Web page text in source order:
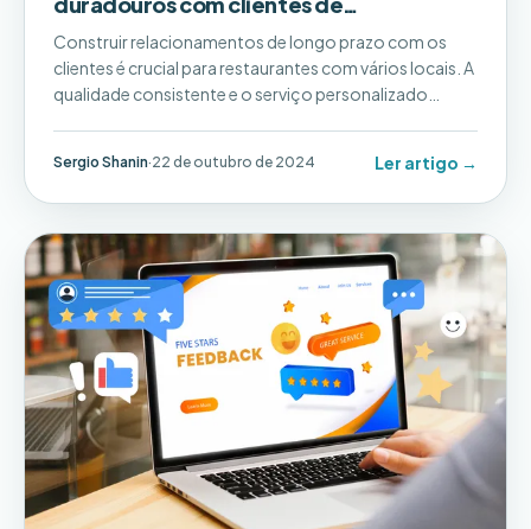
restaurantes: estratégias comprovadas
para o sucesso
Construir relacionamentos de longo prazo com os
clientes é crucial para restaurantes com vários locais. A
qualidade consistente e o serviço personalizado
Sergio Shanin·22 de outubro de 2024 Ler artigo →